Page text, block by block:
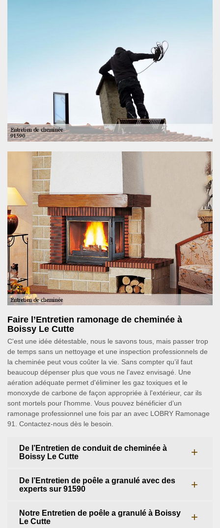
Faire l’Entretien ramonage de cheminée à
Boissy Le Cutte
C'est une idée détestable, nous le savons tous, mais passer trop
de temps sans un nettoyage et une inspection professionnels de
la cheminée peut vous coûter la vie. Sans compter qu’il faut
beaucoup dépenser plus que vous ne l’avez envisagé. Une
aération adéquate permet d'éliminer les gaz toxiques et le
monoxyde de carbone de façon appropriée à l'extérieur, car ils
sont mortels pour l'homme. Vous pouvez bénéficier d’un
ramonage professionnel une fois par an avec LOBRY Ramonage
91. Contactez-nous dès le besoin.
De l’Entretien de conduit de cheminée à
Boissy Le Cutte
De l’Entretien de poêle a granulé avec des
experts sur 91590
Notre Entretien de poêle a granulé à Boissy
Le Cutte